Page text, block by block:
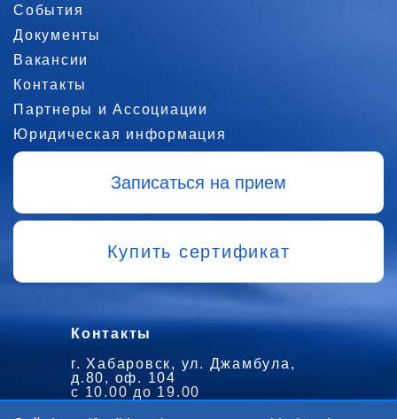
События
Документы
Вакансии
Контакты
Партнеры и Ассоциации
Юридическая информация
Записаться на прием
Купить сертификат
Контакты
г. Хабаровск, ул. Джамбула,
д.80, оф. 104
с 10.00 до 19.00